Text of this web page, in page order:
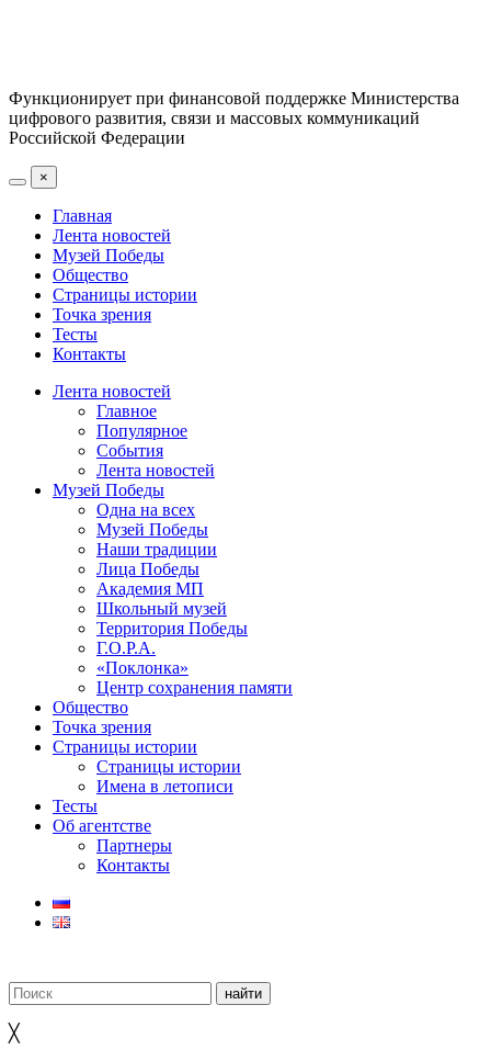
Функционирует при финансовой поддержке Министерства
цифрового развития, связи и массовых коммуникаций
Российской Федерации
×
Главная
Лента новостей
Музей Победы
Общество
Страницы истории
Точка зрения
Тесты
Контакты
Лента новостей
Главное
Популярное
События
Лента новостей
Музей Победы
Одна на всех
Музей Победы
Наши традиции
Лица Победы
Академия МП
Школьный музей
Территория Победы
Г.О.Р.А.
«Поклонка»
Центр сохранения памяти
Общество
Точка зрения
Страницы истории
Страницы истории
Имена в летописи
Тесты
Об агентстве
Партнеры
Контакты
╳